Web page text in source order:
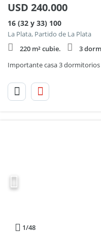
USD 240.000
16 (32 y 33) 100
La Plata, Partido de La Plata
220 m² cubie.
3
1/48